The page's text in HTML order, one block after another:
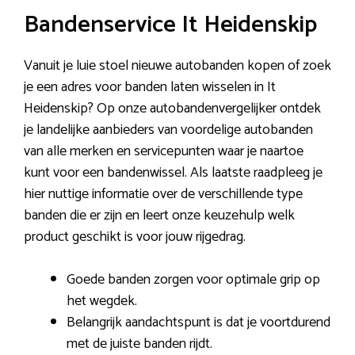
Bandenservice It Heidenskip
Vanuit je luie stoel nieuwe autobanden kopen of zoek
je een adres voor banden laten wisselen in It
Heidenskip? Op onze autobandenvergelijker ontdek
je landelijke aanbieders van voordelige autobanden
van alle merken en servicepunten waar je naartoe
kunt voor een bandenwissel. Als laatste raadpleeg je
hier nuttige informatie over de verschillende type
banden die er zijn en leert onze keuzehulp welk
product geschikt is voor jouw rijgedrag.
Goede banden zorgen voor optimale grip op
het wegdek.
Belangrijk aandachtspunt is dat je voortdurend
met de juiste banden rijdt.